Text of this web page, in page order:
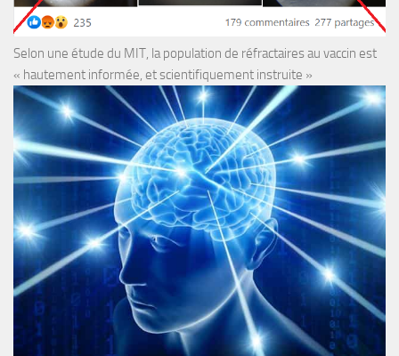
Selon une étude du MIT, la population de réfractaires au vaccin est
« hautement informée, et scientifiquement instruite »